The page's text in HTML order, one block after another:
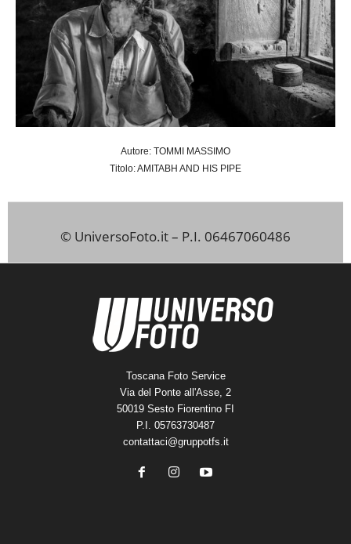
Autore: TOMMI MASSIMO
Titolo: AMITABH AND HIS PIPE
© UniversoFoto.it – P.I. 06467060486
Toscana Foto Service
Via del Ponte all'Asse, 2
50019 Sesto Fiorentino FI
P.I. 05763730487
contattaci@gruppotfs.it